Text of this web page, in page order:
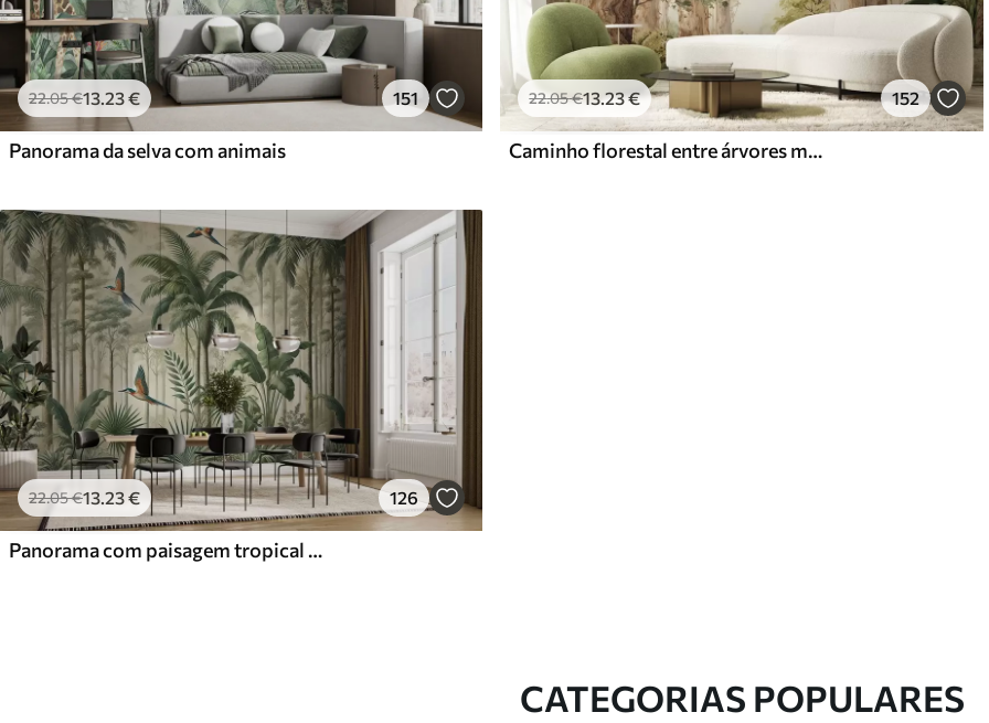
22.05€13 .23€ 151
Panorama da selva com animais
22.05€13.23€ 152
Caminho florestal entre árvores majestosas em estilo aquarela
22.05€13.23€ 126
Panorama com paisagem tropical e aves
CATEGORIAS POPULARES